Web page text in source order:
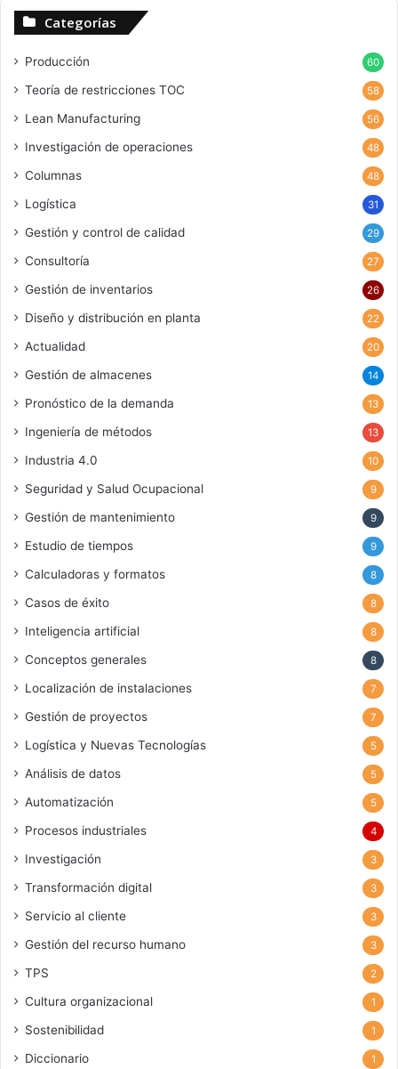
Categorías
Producción 60
Teoría de restricciones TOC 58
Lean Manufacturing 56
Investigación de operaciones 48
Columnas 48
Logística 31
Gestión y control de calidad 29
Consultoría 27
Gestión de inventarios 26
Diseño y distribución en planta 22
Actualidad 20
Gestión de almacenes 14
Pronóstico de la demanda 13
Ingeniería de métodos 13
Industria 4.0 10
Seguridad y Salud Ocupacional 9
Gestión de mantenimiento 9
Estudio de tiempos 9
Calculadoras y formatos 8
Casos de éxito 8
Inteligencia artificial 8
Conceptos generales 8
Localización de instalaciones 7
Gestión de proyectos 7
Logística y Nuevas Tecnologías 5
Análisis de datos 5
Automatización 5
Procesos industriales 4
Investigación 3
Transformación digital 3
Servicio al cliente 3
Gestión del recurso humano 3
TPS 2
Cultura organizacional 1
Sostenibilidad 1
Diccionario 1